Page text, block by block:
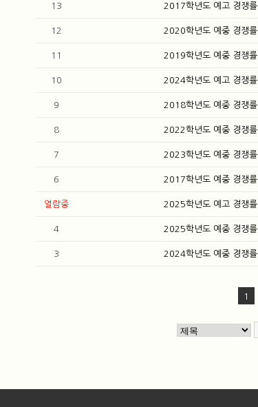
13 2017학년도 예고 경쟁률
12 2020학년도 예중 경쟁률
11 2019학년도 예중 경쟁률
10 2024학년도 예고 경쟁률
9 2018학년도 예중 경쟁률
8 2022학년도 예중 경쟁률
7 2023학년도 예중 경쟁률
6 2017학년도 예중 경쟁률
열람중 2025학년도 예고 경쟁률
4 2025학년도 예중 경쟁률
3 2024학년도 예중 경쟁률
1